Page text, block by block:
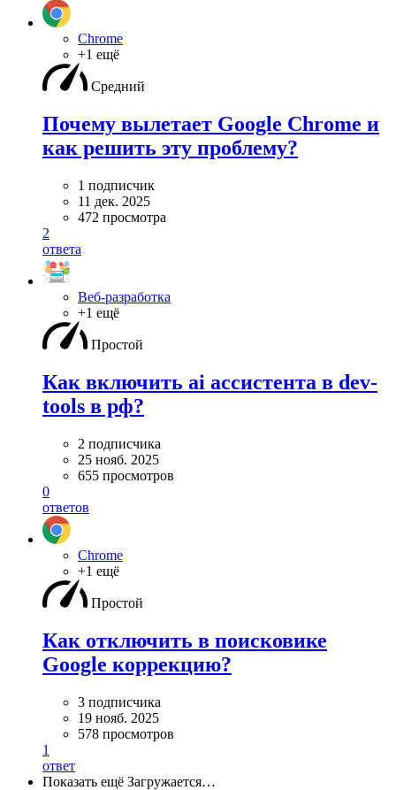
Chrome
+1 ещё
Средний
Почему вылетает Google Chrome и
как решить эту проблему?
1 подписчик
11 дек. 2025
472 просмотра
2
ответа
Веб-разработка
+1 ещё
Простой
Как включить ai ассистента в dev-
tools в рф?
2 подписчика
25 нояб. 2025
655 просмотров
0
ответов
Chrome
+1 ещё
Простой
Как отключить в поисковике
Google коррекцию?
3 подписчика
19 нояб. 2025
578 просмотров
1
ответ
Показать ещё Загружается…